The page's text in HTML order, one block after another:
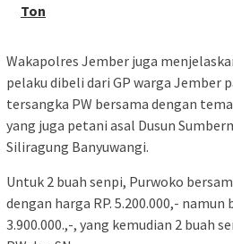
Ton
Wakapolres Jember juga
pelaku dibeli dari GP warga Jember
tersangka PW bersama dengan
yang juga petani asal Dusun
Siliragung Banyuwangi.
Untuk 2 buah senpi, Purwoko
dengan harga RP. 5.200.000,- namun
3.900.000.,-, yang kemudian 2 buah